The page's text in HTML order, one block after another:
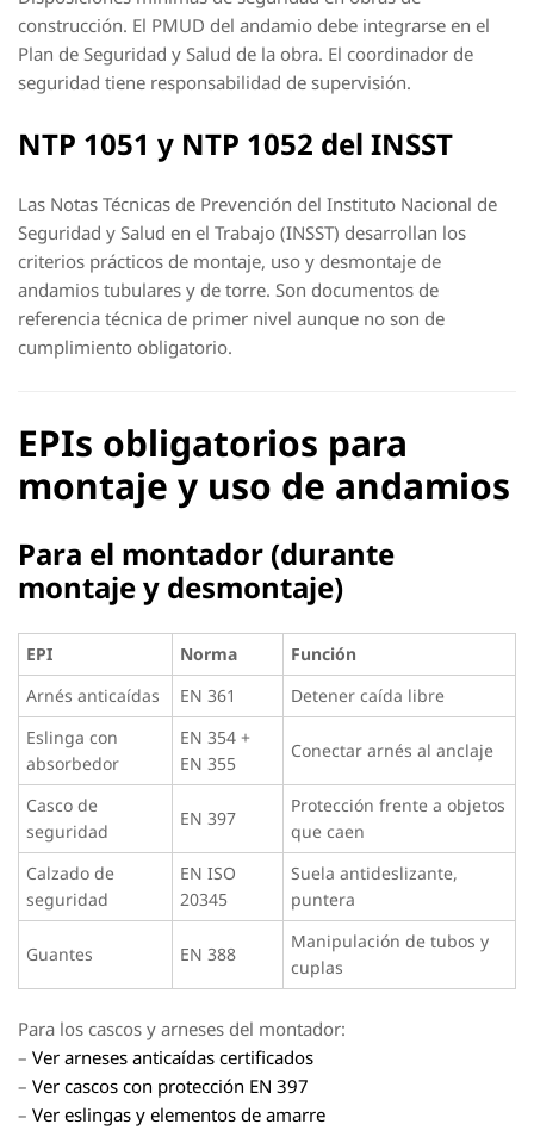
construcción. El PMUD del andamio debe integrarse en el
Plan de Seguridad y Salud de la obra. El coordinador de
seguridad tiene responsabilidad de supervisión.
NTP 1051 y NTP 1052 del INSST
Las Notas Técnicas de Prevención del Instituto Nacional de
Seguridad y Salud en el Trabajo (INSST) desarrollan los
criterios prácticos de montaje, uso y desmontaje de
andamios tubulares y de torre. Son documentos de
referencia técnica de primer nivel aunque no son de
cumplimiento obligatorio.
EPIs obligatorios para
montaje y uso de andamios
Para el montador (durante
montaje y desmontaje)
EPI Norma
Función
Arnés anticaídas
EN 361
Detener caída libre
Eslinga con
absorbedor
EN 354 +
EN 355
Conectar arnés al anclaje
Casco de
seguridad
EN 397
Protección frente a objetos
que caen
Calzado de
seguridad
EN ISO
20345
Suela antideslizante,
puntera
Guantes EN 388
Manipulación de tubos y
cuplas
Para los cascos y arneses del montador:
– Ver arneses anticaídas certificados
– Ver cascos con protección EN 397
– Ver eslingas y elementos de amarre